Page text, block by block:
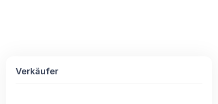
Verkäufer